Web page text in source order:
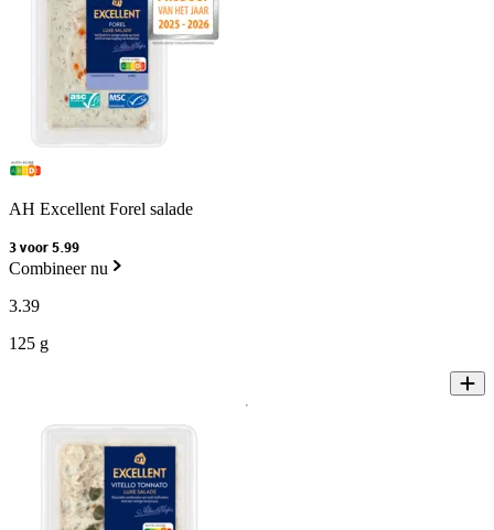
AH Excellent Forel salade
3 voor 5.99
Combineer nu
3.39
125 g